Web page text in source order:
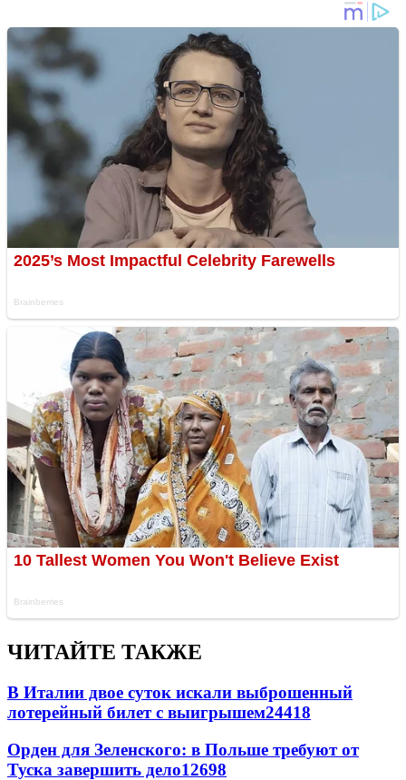
ЧИТАЙТЕ ТАКЖЕ
В Италии двое суток искали выброшенный
лотерейный билет с выигрышем24418
Орден для Зеленского: в Польше требуют от
Туска завершить дело12698